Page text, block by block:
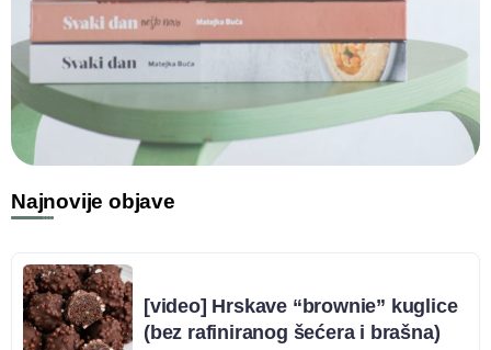
Najnovije objave
[video] Hrskave “brownie” kuglice
(bez rafiniranog šećera i brašna)